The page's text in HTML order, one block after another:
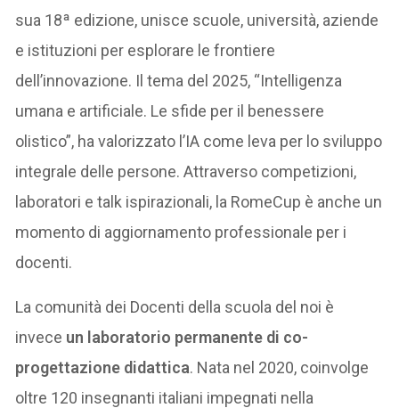
sua 18ª edizione, unisce scuole, università, aziende
e istituzioni per esplorare le frontiere
dell’innovazione. Il tema del 2025, “Intelligenza
umana e artificiale. Le sfide per il benessere
olistico”, ha valorizzato l’IA come leva per lo sviluppo
integrale delle persone. Attraverso competizioni,
laboratori e talk ispirazionali, la RomeCup è anche un
momento di aggiornamento professionale per i
docenti.
La comunità dei Docenti della scuola del noi è
invece un laboratorio permanente di co-
progettazione didattica. Nata nel 2020, coinvolge
oltre 120 insegnanti italiani impegnati nella